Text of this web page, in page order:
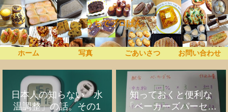
うちでプロぱん
ホーム 写真 ごあいさつ お問い合わせ
日本人の知らない「水
温調整」の話。その1
知っておくと便利な
「ベーカーズパーセン